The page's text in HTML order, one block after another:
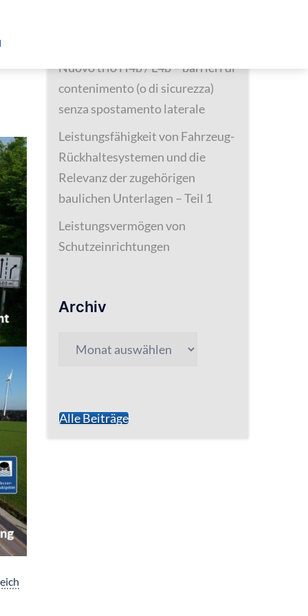
Nuovo trio H4b / L4b – barrieri di
contenimento (o di sicurezza)
senza spostamento laterale
Leistungsfähigkeit von Fahrzeug-
Rückhaltesystemen und die
Relevanz der zugehörigen
baulichen Unterlagen – Teil 1
Leistungsvermögen von
Schutzeinrichtungen
Archiv
Archiv
Alle Beiträge